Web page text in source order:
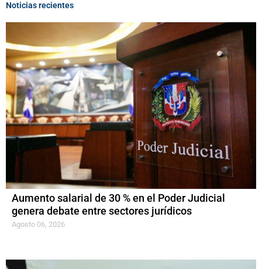
Noticias recientes
Aumento salarial de 30 % en el Poder Judicial
genera debate entre sectores jurídicos
Agosto 06, 2026